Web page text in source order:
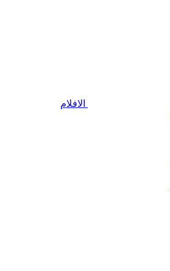
الافلام